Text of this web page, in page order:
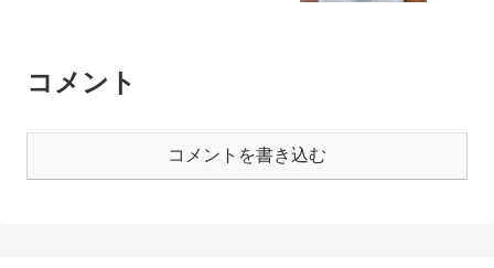
コメント
コメントを書き込む